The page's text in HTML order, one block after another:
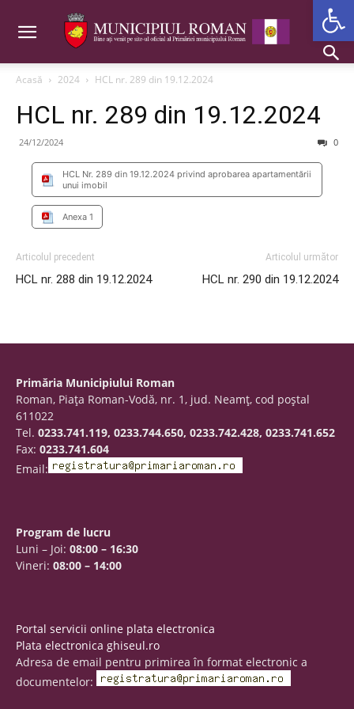
Acasă 2024 HCL nr. 289 din 19.12.2024
HCL nr. 289 din 19.12.2024
24/12/2024 0
HCL Nr. 289 din 19.12.2024 privind aprobarea apartamentării
unui imobil
Anexa 1
Articolul precedent
HCL nr. 288 din 19.12.2024
Articolul următor
HCL nr. 290 din 19.12.2024
Primăria Municipiului Roman
Roman, Piaţa Roman-Vodă, nr. 1, jud. Neamţ, cod poştal
611022
Tel. 0233.741.119, 0233.744.650, 0233.742.428, 0233.741.652
Fax: 0233.741.604
Email:
Program de lucru
Luni – Joi: 08:00 – 16:30
Vineri: 08:00 – 14:00
Portal servicii online plata electronica
Plata electronica ghiseul.ro
Adresa de email pentru primirea în format electronic a
documentelor: